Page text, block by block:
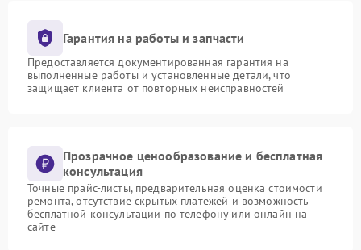
Гарантия на работы и запчасти
Предоставляется документированная гарантия на
выполненные работы и установленные детали, что
защищает клиента от повторных неисправностей
Прозрачное ценообразование и бесплатная
консультация
Точные прайс-листы, предварительная оценка стоимости
ремонта, отсутствие скрытых платежей и возможность
бесплатной консультации по телефону или онлайн на
сайте